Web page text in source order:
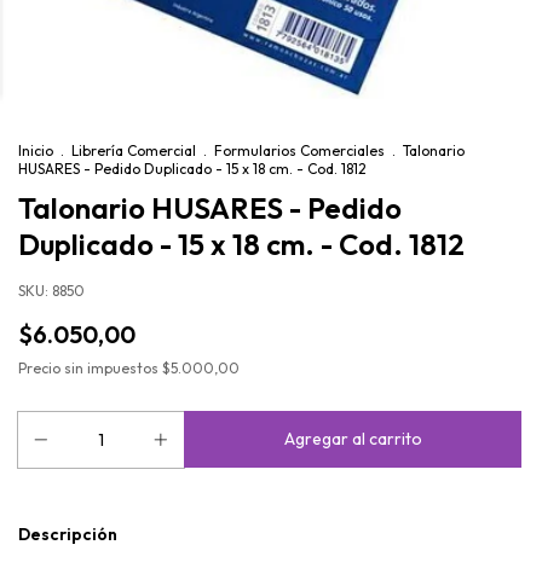
Inicio Librería Comercial Formularios Comerciales
Talonario
HUSARES - Pedido Duplicado - 15 x 18 cm. - Cod. 1812
Talonario HUSARES - Pedido
Duplicado - 15 x 18 cm. - Cod. 1812
SKU: 8850
$6.050,00
Precio sin impuestos $5.000,00
Descripción